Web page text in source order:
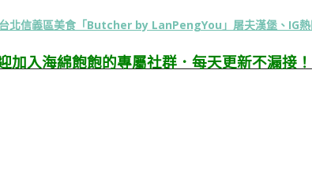
台北信義區美食「Butcher by LanPengYou」屠夫漢堡、IG熱
加入海綿飽飽的專屬社群．每天更新不漏接！